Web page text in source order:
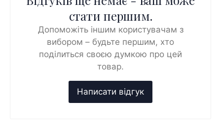
стати першим.
Допоможіть іншим користувачам з
вибором – будьте першим, хто
поділиться своєю думкою про цей
товар.